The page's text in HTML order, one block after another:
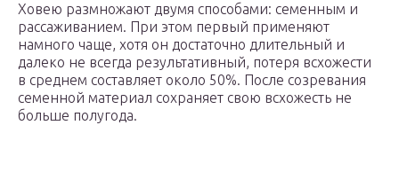
Ховею размножают двумя способами: семенным и
рассаживанием. При этом первый применяют
намного чаще, хотя он достаточно длительный и
далеко не всегда результативный, потеря всхожести
в среднем составляет около 50%. После созревания
семенной материал сохраняет свою всхожесть не
больше полугода.